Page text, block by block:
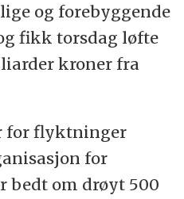
og forebyggende
fikk torsdag løfte
kroner fra
for flyktninger
for
bedt om drøyt 500